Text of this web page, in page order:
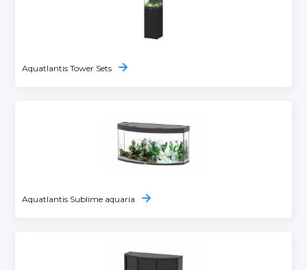
Aquatlantis Tower Sets
Aquatlantis Sublime aquaria